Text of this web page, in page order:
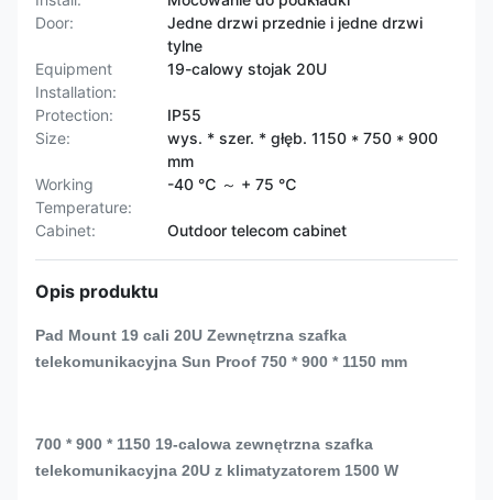
Door:
Jedne drzwi przednie i jedne drzwi
tylne
Equipment
Installation:
19-calowy stojak 20U
Protection:
IP55
Size:
wys. * szer. * głęb. 1150 * 750 * 900
mm
Working
Temperature:
-40 ℃ ～ + 75 ℃
Cabinet: Outdoor telecom cabinet
Opis produktu
Pad Mount 19 cali 20U Zewnętrzna szafka
telekomunikacyjna Sun Proof 750 * 900 * 1150 mm
700 * 900 * 1150 19-calowa zewnętrzna szafka
telekomunikacyjna 20U z klimatyzatorem 1500 W